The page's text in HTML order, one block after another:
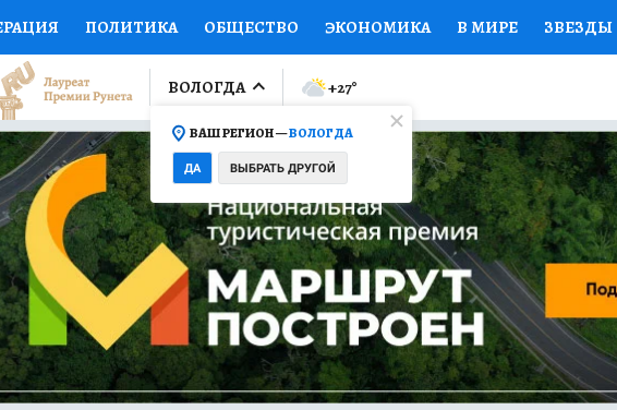
ПОЛИТИКА ОБЩЕСТВО ЭКОНОМИКА В МИРЕ ЗВЕЗДЫ
СПОРТ КОЛУМНИСТЫ ПРОИСШЕСТВИЯ НАЦИОНАЛЬНЫЕ
ФИНАНСЫ ОТКРЫВАЕМ МИР Я ЗНАЮ СЕМЬЯ ЖЕНСКИЕ
НА СПОРТ ПРОМОКОДЫ СЕРИАЛЫ СПЕЦПРОЕКТЫ
ТЕЛЕВИЗОР КОЛЛЕКЦИИ КОНКУРСЫ РАБОТА У НАС
НОВОЕ НА САЙТЕ
ВОЛОГДА
ВАШ РЕГИОН —ВОЛОГДА
ДА ВЫБРАТЬ ДРУГОЙ
+27°